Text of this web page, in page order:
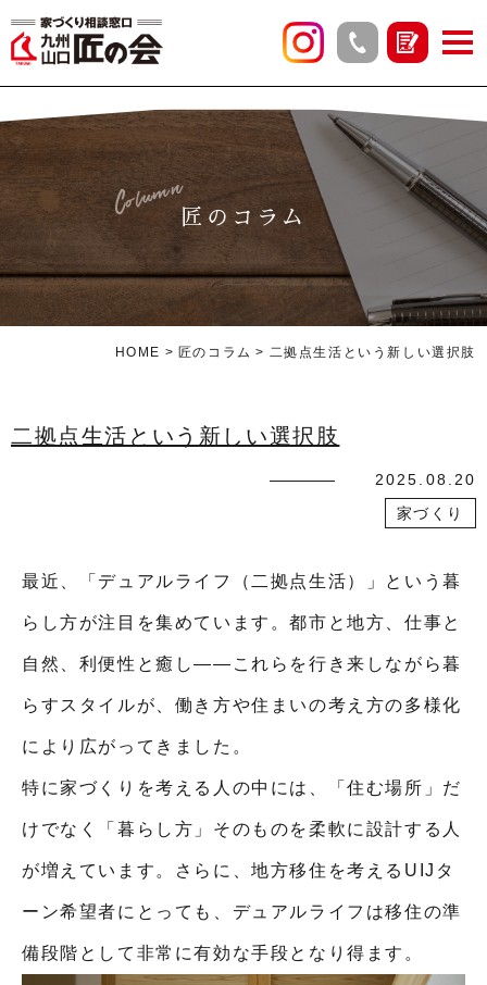
匠のコラム
Column
HOME 匠のコラム 二拠点生活という新しい選択肢
二拠点生活という新しい選択肢
2025.08.20
家づくり
最近、「デュアルライフ（二拠点生活）」という暮
らし方が注目を集めています。都市と地方、仕事と
自然、利便性と癒し——これらを行き来しながら暮
らすスタイルが、働き方や住まいの考え方の多様化
により広がってきました。
特に家づくりを考える人の中には、「住む場所」だ
けでなく「暮らし方」そのものを柔軟に設計する人
が増えています。さらに、地方移住を考えるUIJタ
ーン希望者にとっても、デュアルライフは移住の準
備段階として非常に有効な手段となり得ます。